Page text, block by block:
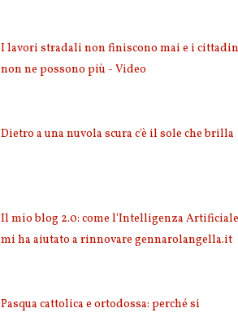
I lavori stradali non finiscono mai e i
non ne possono più - Video
Dietro a una nuvola scura c'è il sole che brilla
Il mio blog 2.0: come l'Intelligenza Artificiale
mi ha aiutato a rinnovare gennarolangella.it
Pasqua cattolica e ortodossa: perché si